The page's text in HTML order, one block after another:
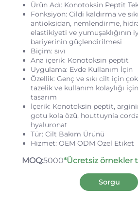
Ürün Adı: Konotoksin Peptit
Fonksiyon: Cildi kaldırma ve
antioksidan, nemlendirme,
elastikiyeti ve yumuşaklığının
bariyerinin güçlendirilmesi
Biçim: sıvı
Ana içerik: Konotoksin peptit
Uygulama: Evde Kullanım İçin
Özellik: Genç ve sıkı cilt için
tazelik ve kullanım kolaylığı
tasarım
İçerik: Konotoksin peptit,
gotu kola özü, houttuynia
hyaluronat
Tür: Cilt Bakım Ürünü
Hizmet: OEM ODM Özel Etiket
MOQ:5000*Ücretsiz örnekler
Sorgu